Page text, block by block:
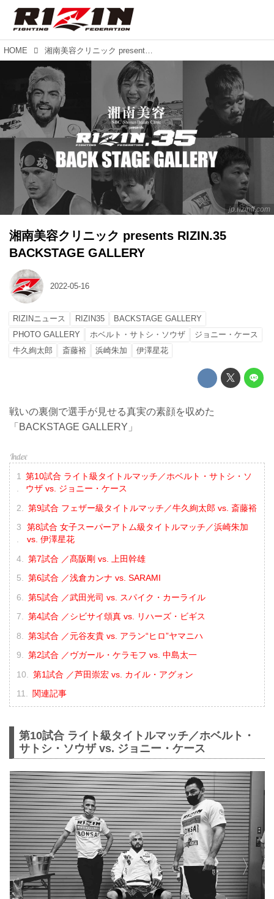
HOME 湘南美容クリニック presents RIZIN.35 BACKSTAGE GALLERY
jp.rizinff.com
湘南美容クリニック presents RIZIN.35
BACKSTAGE GALLERY
2022-05-16
RIZINニュース RIZIN35
BACKSTAGE GALLERY
PHOTO GALLERY
ホベルト・サトシ・ソウザ
ジョニー・ケース
牛久絢太郎
斎藤裕 浜崎朱加 伊澤星花
戦いの裏側で選手が見せる真実の素顔を収めた
「BACKSTAGE GALLERY」
第10試合 ライト級タイトルマッチ／ホベルト・サトシ・ソ
ウザ vs. ジョニー・ケース
第9試合 フェザー級タイトルマッチ／牛久絢太郎 vs. 斎藤裕
第8試合 女子スーパーアトム級タイトルマッチ／浜崎朱加
vs. 伊澤星花
第7試合 ／髙阪剛 vs. 上田幹雄
第6試合 ／浅倉カンナ vs. SARAMI
第5試合 ／武田光司 vs. スパイク・カーライル
第4試合 ／シビサイ頌真 vs. リハーズ・ビギス
第3試合 ／元谷友貴 vs. アラン“ヒロ”ヤマニハ
第2試合 ／ヴガール・ケラモフ vs. 中島太一
第1試合 ／芦田崇宏 vs. カイル・アグォン
関連記事
第10試合 ライト級タイトルマッチ／ホベルト・
サトシ・ソウザ vs. ジョニー・ケース